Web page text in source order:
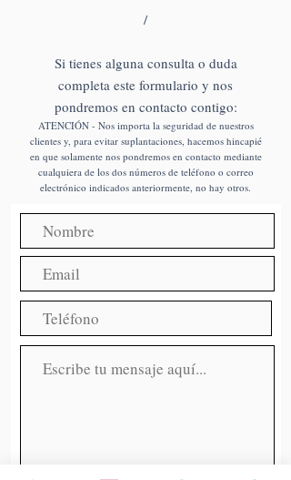
/
Si tienes alguna consulta o duda
completa este formulario y nos
pondremos en contacto contigo:
ATENCIÓN - Nos importa la seguridad de nuestros
clientes y, para evitar suplantaciones, hacemos hincapié
en que solamente nos pondremos en contacto mediante
cualquiera de los dos números de teléfono o correo
electrónico indicados anteriormente, no hay otros.